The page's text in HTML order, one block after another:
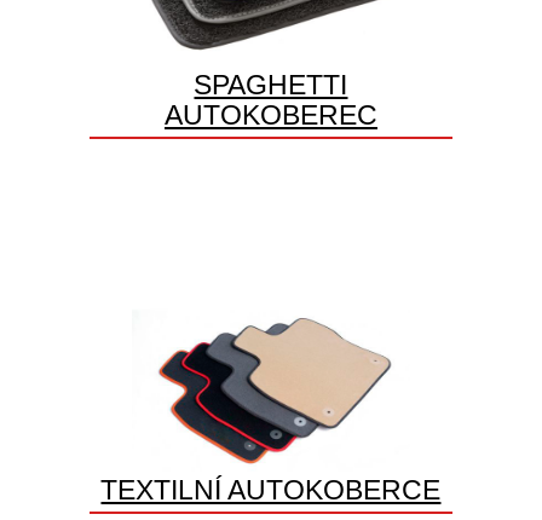
SPAGHETTI
AUTOKOBEREC
TEXTILNÍ AUTOKOBERCE